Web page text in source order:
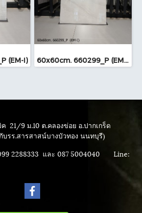
(EM-I) 60x60cm. 660299_P (EM-I)
ค 21/9 ม.10 ต.คลองข่อย อ.ปากเกร็ด
บรร.สารสาสน์บางบัวทอง นนทบุรี)
2288333 และ 087 5004040 Line: